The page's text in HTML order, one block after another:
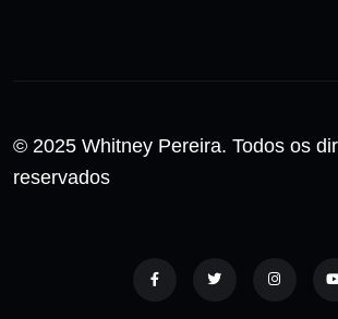
© 2025 Whitney Pereira. Todos os
reservados